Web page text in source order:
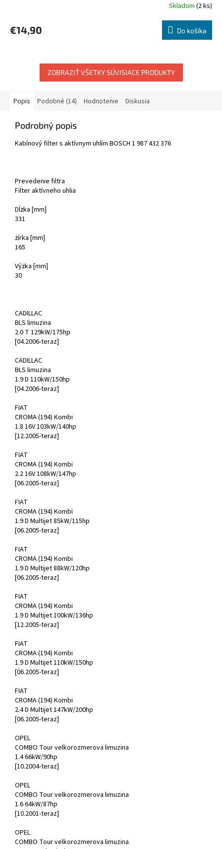
Skladom (2 ks)
€14,90 Do košíka
ZOBRAZIŤ VŠETKY SÚVISIACE PRODUKTY
Popis Podobné (14) Hodnotenie Diskusia
Podrobný popis
Kabínový filter s aktívnym uhlím BOSCH 1 987 432 376
Prevedenie filtra
Filter aktívneho uhlia
Dĺżka [mm]
331
żírka [mm]
165
Výżka [mm]
30
CADILLAC
BLS limuzina
2.0 T 129kW/175hp
[04.2006-teraz]
CADILLAC
BLS limuzina
1.9 D 110kW/150hp
[04.2006-teraz]
FIAT
CROMA (194) Kombi
1.8 16V 103kW/140hp
[12.2005-teraz]
FIAT
CROMA (194) Kombi
2.2 16V 108kW/147hp
[06.2005-teraz]
FIAT
CROMA (194) Kombi
1.9 D Multijet 85kW/115hp
[06.2005-teraz]
FIAT
CROMA (194) Kombi
1.9 D Multijet 88kW/120hp
[06.2005-teraz]
FIAT
CROMA (194) Kombi
1.9 D Multijet 100kW/136hp
[12.2005-teraz]
FIAT
CROMA (194) Kombi
1.9 D Multijet 110kW/150hp
[06.2005-teraz]
FIAT
CROMA (194) Kombi
2.4 D Multijet 147kW/200hp
[06.2005-teraz]
OPEL
COMBO Tour velkorozmerova limuzina
1.4 66kW/90hp
[10.2004-teraz]
OPEL
COMBO Tour velkorozmerova limuzina
1.6 64kW/87hp
[10.2001-teraz]
OPEL
COMBO Tour velkorozmerova limuzina